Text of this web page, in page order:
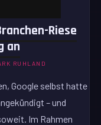
Riese
an
RUHLAND
Google selbst hatte
– und
Im Rahmen